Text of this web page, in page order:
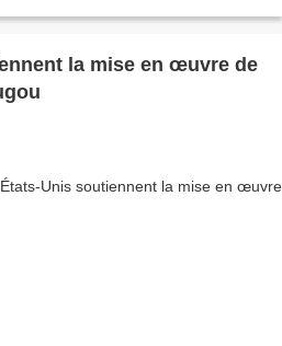
la mise en œuvre de